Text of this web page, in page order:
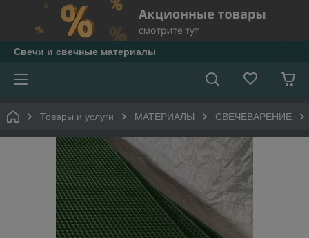
Свечи и свечные материалы
Товары и услуги МАТЕРИАЛЫ СВЕЧЕВАРЕНИЕ